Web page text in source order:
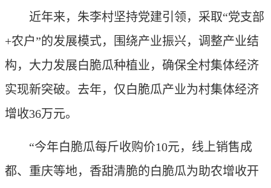
近年来，朱李村坚持党建引领，采取“党支部
+农户”的发展模式，围绕产业振兴，调整产业结
构，大力发展白脆瓜种植业，确保全村集体经济
实现新突破。去年，仅白脆瓜产业为村集体经济
增收36万元。
“今年白脆瓜每斤收购价10元，线上销售成
都、重庆等地，香甜清脆的白脆瓜为助农增收开